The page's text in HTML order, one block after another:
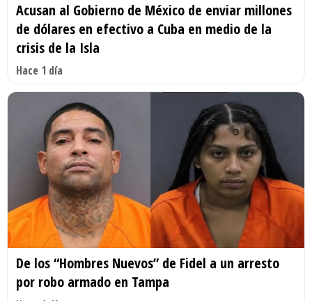
Acusan al Gobierno de México de enviar millones
de dólares en efectivo a Cuba en medio de la
crisis de la Isla
Hace 1 día
De los “Hombres Nuevos” de Fidel a un arresto
por robo armado en Tampa